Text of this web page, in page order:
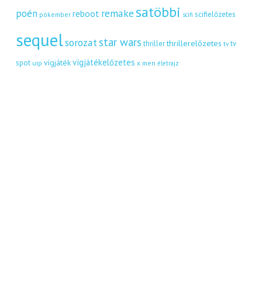
poén pókember reboot remakesatöbbi scifi scifielőzetes
sequelsorozatstar wars thriller thrillerelőzetes tv tv
spot uip vígjátékvígjátékelőzetes x men életrajz